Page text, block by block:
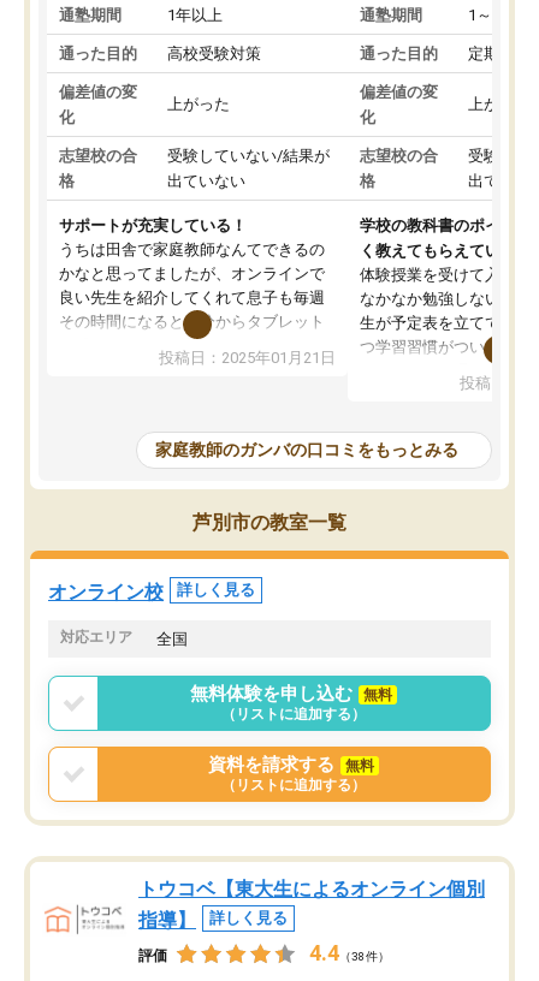
通塾期間 1年以上
通った目的 高校受験対策
偏差値の変
化
上がった
志望校の合
格
受験していない/結果が
出ていない
サポートが充実している！
うちは田舎で家庭教師なんてできるの
かなと思ってましたが、オンラインで
良い先生を紹介してくれて息子も毎週
その時間になると自分からタブレット
を開いてzoomを繋げるようになりまし
た！5科目なんでもOKなのもとても気
めて1年ほどだった今では平均点以上の
科目が増えてきました！あと1年受験ま
であるので無料の週末教室を使用しな
がら頑張って欲しいと思います！
投稿日：2025年01月21日
通塾期間 1～3ヵ月
通った目的 定期テス
偏差値の変
化
上がった
志望校の合
格
受験して
出ていな
学校の教科書のポイント
く教えてもらえている
体験授業を受けて入塾し
なかなか勉強しない息子
生が予定表を立ててくれ
つ学習習慣がついてきま
指導が無い日も予定表
問できるのでとても助か
投稿日：
家庭教師のガンバの口コミをもっとみる
芦別市の教室一覧
オンライン校 詳しく見る
対応エリア 全国
無料体験を申し込む
無料
（リストに追加する）
資料を請求する
無料
（リストに追加する）
トウコベ【東大生によるオンライン個別
指導】
詳しく見る
評価 4.4 （38件）